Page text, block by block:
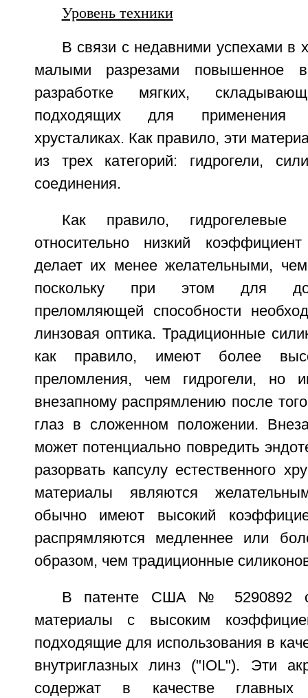
Уровень техники
В связи с недавними успехами в
малыми разрезами повышенное
разработке мягких,
подходящих для применения
хрусталиках. Как правило, эти
из трех категорий: гидрогели,
соединения.
Как правило, гидрогелевые
относительно низкий
делает их менее желательными,
поскольку при этом для
преломляющей способности
линзовая оптика. Традиционные
как правило, имеют более
преломления, чем гидрогели, но
внезапному распрямлению после
глаз в сложенном положении.
может потенциально повредить
разорвать капсулу естественного
материалы являются
обычно имеют высокий
распрямляются медленнее или
образом, чем традиционные
В патенте США № 5290892
материалы с высоким
подходящие для использования в
внутриглазных линз ("IOL"). Эти
содержат в качестве главных